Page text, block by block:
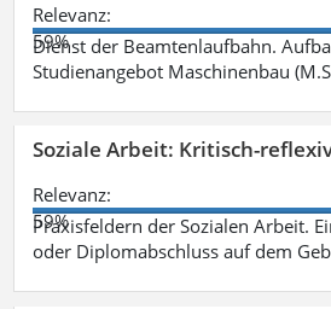
Relevanz:
59%
Dienst der Beamtenlaufbahn.
Studienangebot Maschinenbau
Soziale Arbeit: Kritisch-
Relevanz:
59%
Praxisfeldern der Sozialen Arbeit.
oder Diplomabschluss auf dem